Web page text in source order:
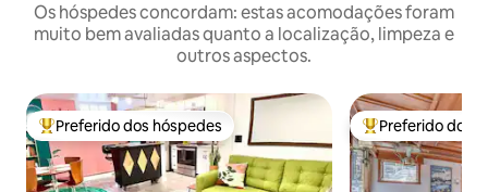
Os hóspedes concordam: estas acomodações foram
muito bem avaliadas quanto a localização, limpeza e
outros aspectos.
Entre os melhores preferidos dos hóspedes
Preferido dos hóspedes Entre os
Preferido dos